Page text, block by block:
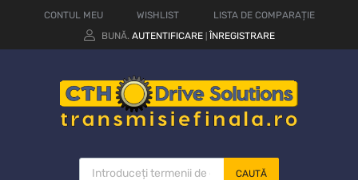
CONTUL MEU WISHLIST
LISTA DE COMPARAȚIE
BUNĂ. AUTENTIFICARE ÎNREGISTRARE
CAUTĂ